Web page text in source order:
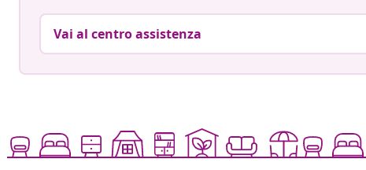
Vai al centro assistenza